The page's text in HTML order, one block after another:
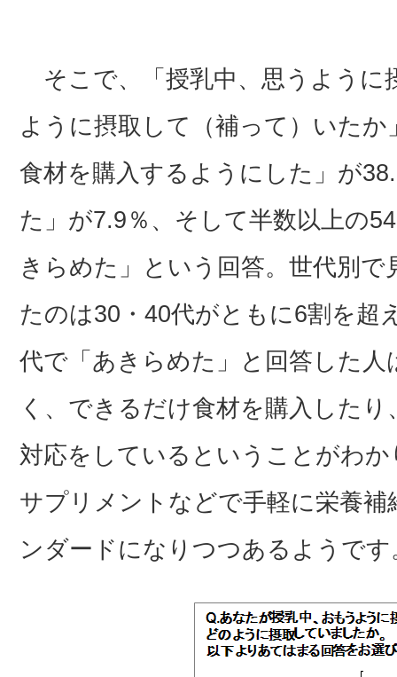
そこで、「授乳中、思うように
ように摂取して（補って）いた
食材を購入するようにした」が
た」が7.9％、そして半数以上の
きらめた」という回答。世代別
たのは30・40代がともに6割を超
代で「あきらめた」と回答した
く、できるだけ食材を購入した
対応をしているということがわ
サプリメントなどで手軽に栄養
ンダードになりつつあるようです